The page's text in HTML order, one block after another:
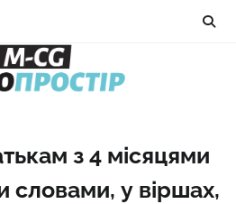
з 4 місяцями
словами, у віршах,